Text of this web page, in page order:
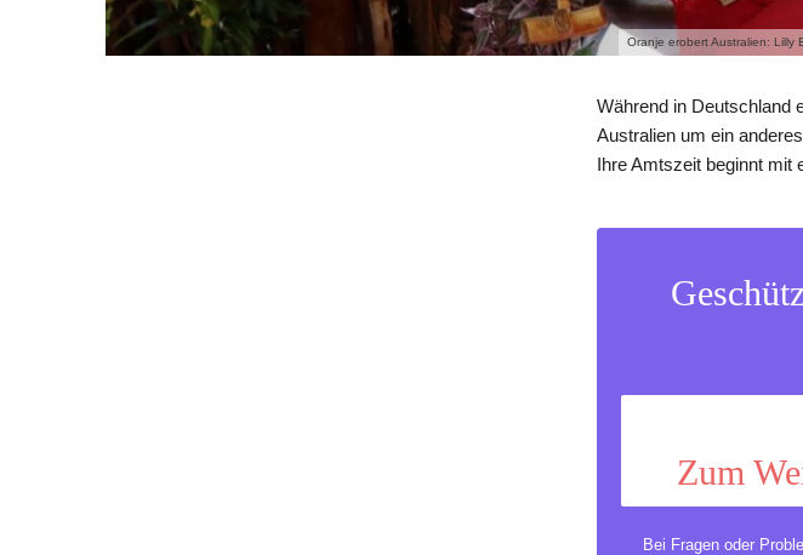
Oranje erobert Australien: Lilly
Während in Deutschland
Australien um ein
Ihre Amtszeit beginnt mit
Zum
Bei Fragen oder